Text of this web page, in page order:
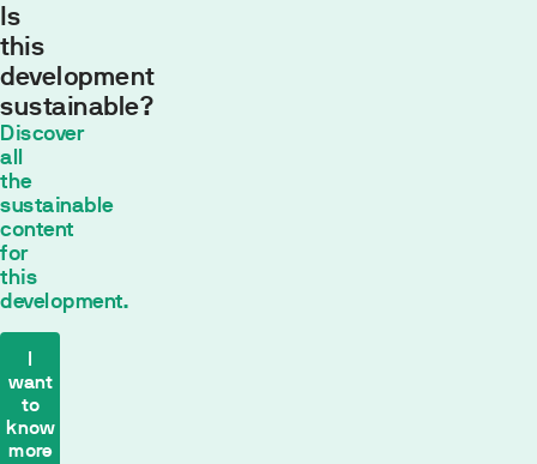
Monthly
€*
2% TIN
*
Is
this
development
sustainable?
Discover
all
the
sustainable
content
for
this
development.
want
to
know
more